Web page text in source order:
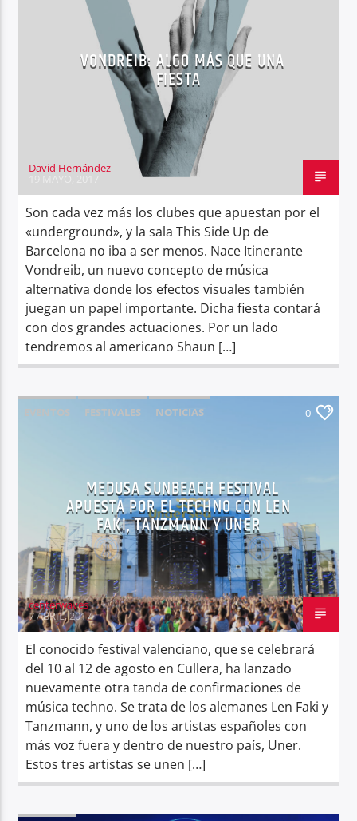
VONDREIB: ALGO MÁS QUE UNA
FIESTA
David Hernández
Son cada vez más los clubes que apuestan por el
«underground», y la sala This Side Up de
Barcelona no iba a ser menos. Nace Itinerante
Vondreib, un nuevo concepto de música
alternativa donde los efectos visuales también
juegan un papel importante. Dicha fiesta contará
con dos grandes actuaciones. Por un lado
tendremos al americano Shaun […]
EVENTOS FESTIVALES NOTICIAS 0
MEDUSA SUNBEACH FESTIVAL
APUESTA POR EL TECHNO CON LEN
FAKI, TANZMANN Y UNER
centerwaves
7 ABRIL, 2017
El conocido festival valenciano, que se celebrará
del 10 al 12 de agosto en Cullera, ha lanzado
nuevamente otra tanda de confirmaciones de
música techno. Se trata de los alemanes Len Faki y
Tanzmann, y uno de los artistas españoles con
más voz fuera y dentro de nuestro país, Uner.
Estos tres artistas se unen […]